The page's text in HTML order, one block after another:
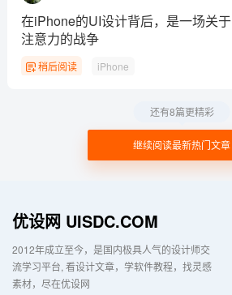
在iPhone的UI设计背后，是一场关于
注意力的战争
稍后阅读 iPhone
继续阅读最新热门文章
还有8篇更精彩
优设网 UISDC.COM
2012年成立至今，是国内极具人气的设计师交
流学习平台 看设计文章，学软件教程，找灵感
素材，尽在优设网